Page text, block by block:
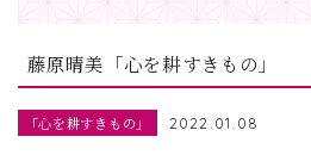
藤原晴美「心を耕すきもの」
「心を耕すきもの」 2022.01.08